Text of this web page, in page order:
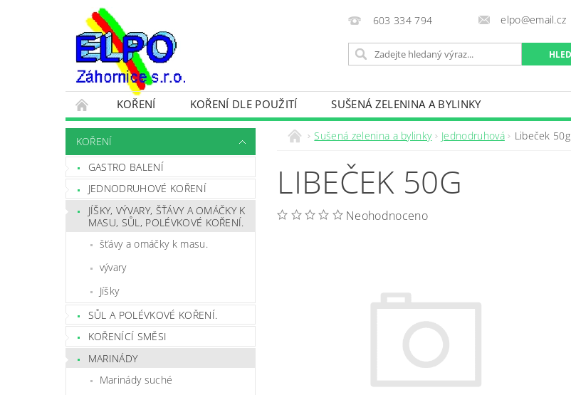
603 334 794 elpo@email.cz
KOŘENÍ KOŘENÍ DLE POUŽITÍ
SUŠENÁ ZELENINA A BYLINKY
OCHRANA OSOBNÍCH ÚDAJŮ A VŠEOBECNÉ OBCHODNÍ PODMÍNKY
KONTAKTY
KOŘENÍ
GASTRO BALENÍ
JEDNODRUHOVÉ KOŘENÍ
JÍŠKY, VÝVARY, ŠŤÁVY A OMÁČKY K
MASU, SŮL, POLÉVKOVÉ KOŘENÍ.
šťávy a omáčky k masu.
vývary
Jíšky
SŮL A POLÉVKOVÉ KOŘENÍ.
KOŘENÍCÍ SMĚSI
MARINÁDY
Marinády suché
Sušená zelenina a bylinky Jednodruhová Libeček 50g
LIBEČEK 50G
Neohodnoceno